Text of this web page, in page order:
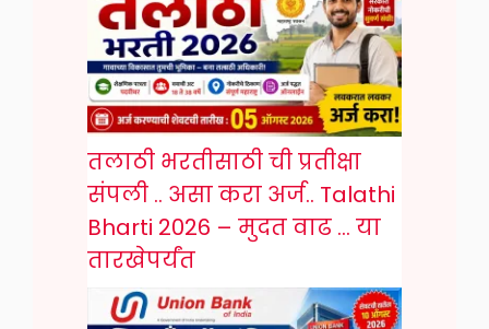
तलाठी भरतीसाठी ची प्रतीक्षा
संपली .. असा करा अर्ज.. Talathi
Bharti 2026 – मुदत वाढ … या
तारखेपर्यंत